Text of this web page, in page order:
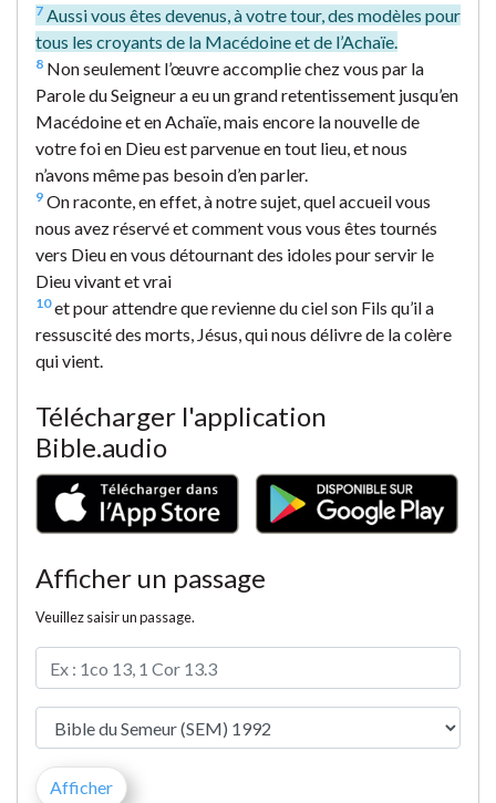
7 Aussi vous êtes devenus, à votre tour, des modèles pour
tous les croyants de la Macédoine et de l’Achaïe.
8 Non seulement l’œuvre accomplie chez vous par la
Parole du Seigneur a eu un grand retentissement jusqu’en
Macédoine et en Achaïe, mais encore la nouvelle de
votre foi en Dieu est parvenue en tout lieu, et nous
n’avons même pas besoin d’en parler.
9 On raconte, en effet, à notre sujet, quel accueil vous
nous avez réservé et comment vous vous êtes tournés
vers Dieu en vous détournant des idoles pour servir le
Dieu vivant et vrai
10et pour attendre que revienne du ciel son Fils qu’il a
ressuscité des morts, Jésus, qui nous délivre de la colère
qui vient.
Télécharger l'application
Bible.audio
Afficher un passage
Veuillez saisir un passage.